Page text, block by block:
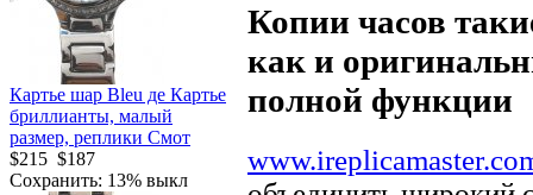
Картье шар Bleu де Картье
бриллианты, малый
размер, реплики Смот
$215 $187
Сохранить: 13% выкл
Копии часов
как и
полной функции